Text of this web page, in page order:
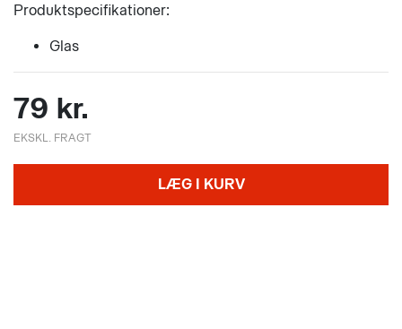
Produktspecifikationer:
Glas
79 kr.
EKSKL. FRAGT
LÆG I KURV